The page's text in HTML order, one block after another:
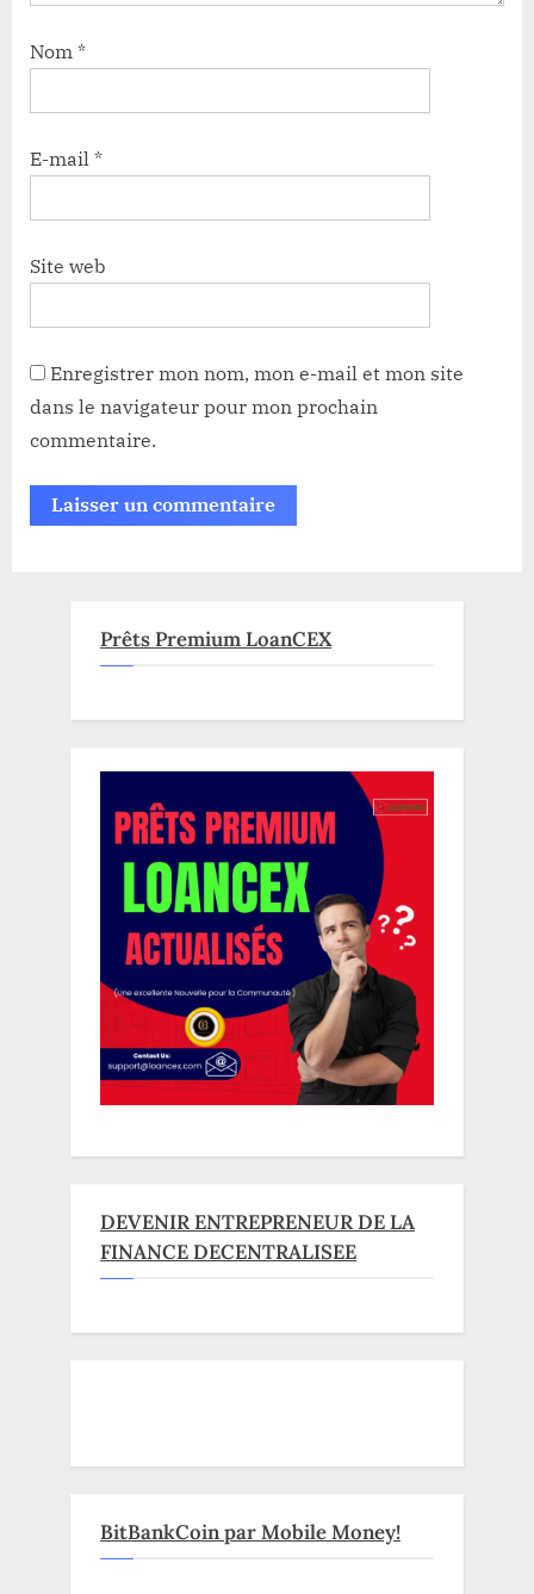
Nom *
E-mail *
Site web
Enregistrer mon nom, mon e-mail et mon site
dans le navigateur pour mon prochain
commentaire.
Prêts Premium LoanCEX
DEVENIR ENTREPRENEUR DE LA
FINANCE DECENTRALISEE
BitBankCoin par Mobile Money!